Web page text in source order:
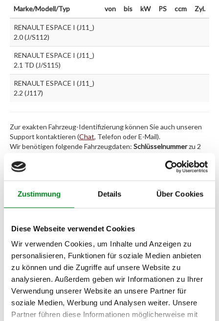
Zustimmung Details Über Cookies
Diese Webseite verwendet Cookies
Wir verwenden Cookies, um Inhalte und Anzeigen zu
personalisieren, Funktionen für soziale Medien anbieten
zu können und die Zugriffe auf unsere Website zu
analysieren. Außerdem geben wir Informationen zu Ihrer
Verwendung unserer Website an unsere Partner für
soziale Medien, Werbung und Analysen weiter. Unsere
Partner führen diese Informationen möglicherweise mit
Marke/Modell/Typ von bis kW PS ccm Zyl.
RENAULT ESPACE I (J11_)
2.0 (J/S112)
RENAULT ESPACE I (J11_)
2.1 TD (J/S115)
RENAULT ESPACE I (J11_)
2.2 (J117)
Zur exakten Fahrzeug-Identifizierung können Sie auch unseren
Support kontaktieren (Chat, Telefon oder E-Mail).
Wir benötigen folgende Fahrzeugdaten: Schlüsselnummerzu 2
Passendes Fahrzeug nicht dabei?
Fahrzeug-Suche für AT-Servopumpen
Hersteller/EU Verantwortliche
Person
Hersteller
Unternehmensname:
TMC Turbolader Manufaktur Coesfeld
Adresse: